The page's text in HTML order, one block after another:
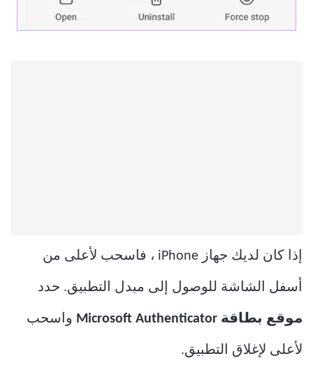
إذا كان لديك جهاز iPhone ، فاسحب لأعلى من
أسفل الشاشة للوصول إلى مبدل التطبيق. حدد
موقع بطاقة Microsoft Authenticator واسحب
لأعلى لإغلاق التطبيق.